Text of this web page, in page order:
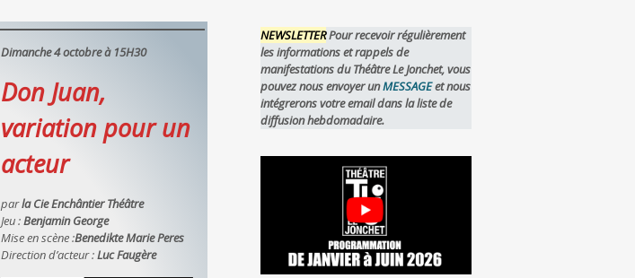
Dimanche 4 octobre à 15H30
Don Juan,
variation pour un
acteur
parla Cie Enchântier Théâtre
Jeu :Benjamin George
Mise en scène :Benedikte Marie Peres
Direction d’acteur :Luc Faugère
NEWSLETTERPour recevoir régulièrement
les informations et rappels de
manifestations du Théâtre Le Jonchet, vous
pouvez nous envoyer unMESSAGEet nous
intégrerons votre email dans la liste de
diffusion hebdomadaire.